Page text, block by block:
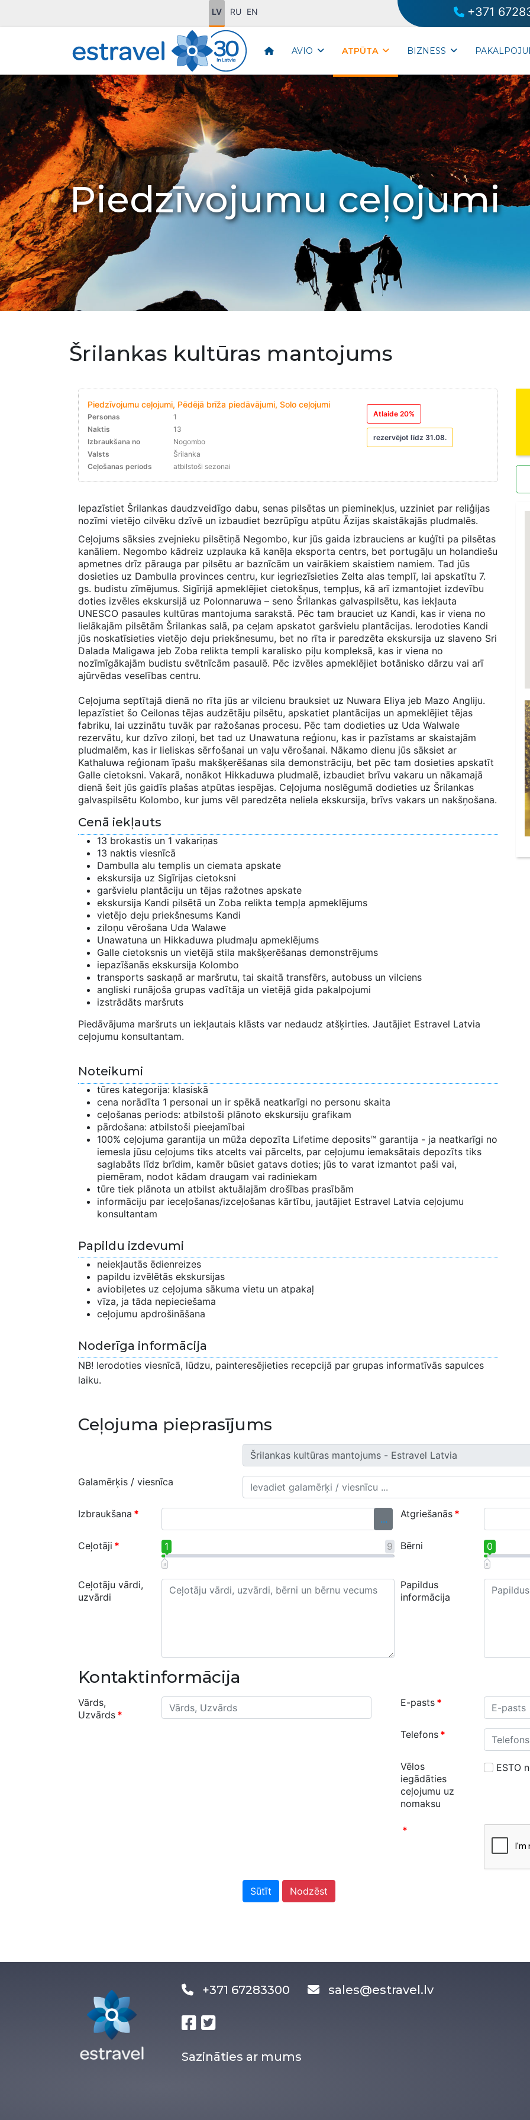
LV RU EN +371
AVIO ATPŪTA BIZNESS
Piedzīvojumu ceļojumi
Šrilankas kultūras mantojums
Piedzīvojumu ceļojumi, Pēdējā brīža piedāvājumi, Solo ceļojumi
Personas
1
Naktis
13
Izbraukšana no
Nogombo
Valsts
Šrilanka
Ceļošanas periods
atbilstoši sezonai
Atlaide 20%
rezervējot līdz 31.08.
Iepazīstiet Šrilankas daudzveidīgo dabu, senas pilsētas un pieminekļus, uzziniet par reliģijas
nozīmi vietējo cilvēku dzīvē un izbaudiet bezrūpīgu atpūtu Āzijas skaistākajās pludmalēs.
Ceļojums sāksies zvejnieku pilsētiņā Negombo, kur jūs gaida izbrauciens ar kuģīti pa pilsētas
kanāliem. Negombo kādreiz uzplauka kā kanēļa eksporta centrs, bet portugāļu un holandiešu
apmetnes drīz pārauga par pilsētu ar baznīcām un vairākiem skaistiem namiem. Tad jūs
dosieties uz Dambulla provinces centru, kur iegriezīsieties Zelta alas templī, lai apskatītu 7.
gs. budistu zīmējumus. Sigīrijā apmeklējiet cietokšņus, tempļus, kā arī izmantojiet izdevību
doties izvēles ekskursijā uz Polonnaruwa – seno Šrilankas galvaspilsētu, kas iekļauta
UNESCO pasaules kultūras mantojuma sarakstā. Pēc tam brauciet uz Kandi, kas ir viena no
lielākajām pilsētām Šrilankas salā, pa ceļam apskatot garšvielu plantācijas. Ierodoties Kandi
jūs noskatīsieties vietējo deju priekšnesumu, bet no rīta ir paredzēta ekskursija uz slaveno Sri
Dalada Maligawa jeb Zoba relikta templi karalisko piļu kompleksā, kas ir viena no
nozīmīgākajām budistu svētnīcām pasaulē. Pēc izvēles apmeklējiet botānisko dārzu vai arī
ajūrvēdas veselības centru.
Ceļojuma septītajā dienā no rīta jūs ar vilcienu brauksiet uz Nuwara Eliya jeb Mazo Angliju.
Iepazīstiet šo Ceilonas tējas audzētāju pilsētu, apskatiet plantācijas un apmeklējiet tējas
fabriku, lai uzzinātu tuvāk par ražošanas procesu. Pēc tam dodieties uz Uda Walwale
rezervātu, kur dzīvo ziloņi, bet tad uz Unawatuna reģionu, kas ir pazīstams ar skaistajām
pludmalēm, kas ir lieliskas sērfošanai un vaļu vērošanai. Nākamo dienu jūs sāksiet ar
Kathaluwa reģionam īpašu makšķerēšanas sila demonstrāciju, bet pēc tam dosieties apskatīt
Galle cietoksni. Vakarā, nonākot Hikkaduwa pludmalē, izbaudiet brīvu vakaru un nākamajā
dienā šeit jūs gaidīs plašas atpūtas iespējas. Ceļojuma noslēgumā dodieties uz Šrilankas
galvaspilsētu Kolombo, kur jums vēl paredzēta neliela ekskursija, brīvs vakars un nakšņošana.
Cenā iekļauts
13 brokastis un 1 vakariņas
13 naktis viesnīcā
Dambulla alu templis un ciemata apskate
ekskursija uz Sigīrijas cietoksni
garšvielu plantāciju un tējas ražotnes apskate
ekskursija Kandi pilsētā un Zoba relikta tempļa apmeklējums
vietējo deju priekšnesums Kandi
ziloņu vērošana Uda Walawe
Unawatuna un Hikkaduwa pludmaļu apmeklējums
Galle cietoksnis un vietējā stila makšķerēšanas demonstrējums
iepazīšanās ekskursija Kolombo
transports saskaņā ar maršrutu, tai skaitā transfērs, autobuss un vilciens
angliski runājoša grupas vadītāja un vietējā gida pakalpojumi
izstrādāts maršruts
Piedāvājuma maršruts un iekļautais klāsts var nedaudz atšķirties. Jautājiet Estravel Latvia
ceļojumu konsultantam.
Noteikumi
tūres kategorija: klasiskā
cena norādīta 1 personai un ir spēkā neatkarīgi no personu skaita
ceļošanas periods: atbilstoši plānoto ekskursiju grafikam
pārdošana: atbilstoši pieejamībai
100% ceļojuma garantija un mūža depozīta Lifetime deposits™ garantija - ja neatkarīgi no
iemesla jūsu ceļojums tiks atcelts vai pārcelts, par ceļojumu iemaksātais depozīts tiks
saglabāts līdz brīdim, kamēr būsiet gatavs doties; jūs to varat izmantot paši vai,
piemēram, nodot kādam draugam vai radiniekam
tūre tiek plānota un atbilst aktuālajām drošības prasībām
informāciju par ieceļošanas/izceļošanas kārtību, jautājiet Estravel Latvia ceļojumu
konsultantam
Papildu izdevumi
neiekļautās ēdienreizes
papildu izvēlētās ekskursijas
aviobiļetes uz ceļojuma sākuma vietu un atpakaļ
vīza, ja tāda nepieciešama
ceļojumu apdrošināšana
Noderīga informācija
NB! Ierodoties viesnīcā, lūdzu, painteresējieties recepcijā par grupas informatīvās sapulces
laiku.
Ceļojuma pieprasījums
Galamērķis / viesnīca
Izbraukšana * ... Atgriešanās *
Ceļotāji * 9
1 Bērni 0
Ceļotāju vārdi,
uzvārdi
Papildus
informācija
Kontaktinformācija
Vārds,
Uzvārds *
E-pasts *
Telefons *
Vēlos
iegādāties
ceļojumu uz
nomaksu
ESTO
*
Sūtīt Nodzēst
+371 67283300 sales@estravel.lv
Sazināties ar mums